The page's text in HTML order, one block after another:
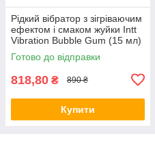
Рідкий вібратор з зігріваючим
ефектом і смаком жуйки Intt
Vibration Bubble Gum (15 мл)
Готово до відправки
818,80 ₴ 890 ₴
Купити